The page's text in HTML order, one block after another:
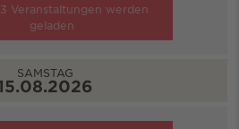
Veranstaltungen werden
geladen
SAMSTAG